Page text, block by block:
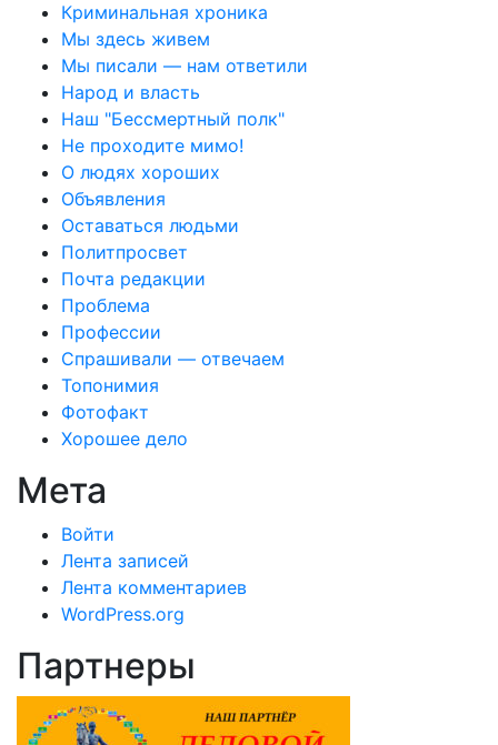
Криминальная хроника
Мы здесь живем
Мы писали — нам ответили
Народ и власть
Наш "Бессмертный полк"
Не проходите мимо!
О людях хороших
Объявления
Оставаться людьми
Политпросвет
Почта редакции
Проблема
Профессии
Спрашивали — отвечаем
Топонимия
Фотофакт
Хорошее дело
Мета
Войти
Лента записей
Лента комментариев
WordPress.org
Партнеры